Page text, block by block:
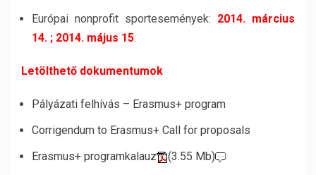
Európai nonprofit sportesemények: 2014. március
14. ; 2014. május 15.
Letölthető dokumentumok
Pályázati felhívás – Erasmus+ program
Corrigendum to Erasmus+ Call for proposals
Erasmus+ programkalauz
(3.55 Mb)